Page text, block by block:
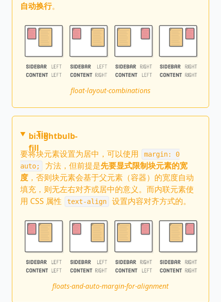
自动换行。
float-layout-combinations
bi:lightbulb-
fill
Tip
要将块元素设置为居中，可以使用
margin: 0
auto;
方法，但前提是先要显式限制块元素的宽
度 ，否则块元素会基于父元素（容器）的宽度自动
填充，则无左右对齐或居中的意义。而内联元素使
用 CSS 属性
text-align 设置内容对齐方式的。
floats-and-auto-margin-for-alignment